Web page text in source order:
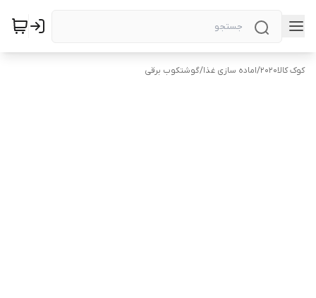
کوک کالا2020 /اماده سازی غذا/گوشتکوب برقی